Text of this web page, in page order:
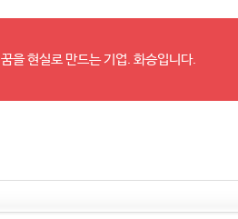
꿈을 현실로 만드는 기업. 화승입니다.